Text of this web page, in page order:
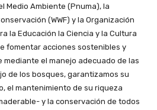
Medio Ambiente (Pnuma), la
(WWF) y la Organización
la Educación la Ciencia y la Cultura
fomentar acciones sostenibles y
mediante el manejo adecuado de las
de los bosques, garantizamos su
el mantenimiento de su riqueza
y la conservación de todos